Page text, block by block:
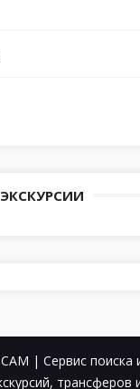
| Сервис поиска
трансферов